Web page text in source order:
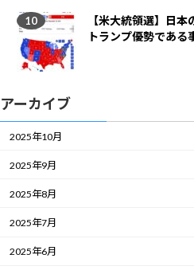
【米大統領選】日
トランプ優勢であ
アーカイブ
2025年10月
2025年9月
2025年8月
2025年7月
2025年6月